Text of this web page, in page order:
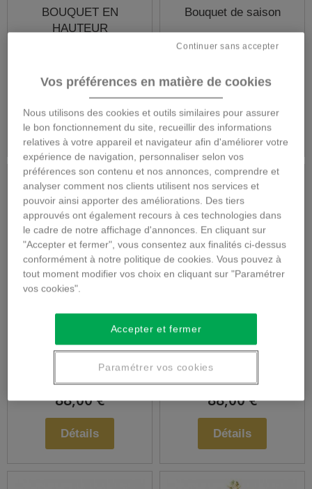
BOUQUET EN
HAUTEUR
88,00 €
Détails
Bouquet de saison
88,00 €
Détails
fleurs en hauteur
88,00 €
Détails
fleurs piquées
88,00 €
Détails
Vos préférences en matière de cookies
Nous utilisons des cookies et outils similaires pour assurer
le bon fonctionnement du site, recueillir des informations
relatives à votre appareil et navigateur afin d'améliorer votre
expérience de navigation, personnaliser selon vos
préférences son contenu et nos annonces, comprendre et
analyser comment nos clients utilisent nos services et
pouvoir ainsi apporter des améliorations. Des tiers
approuvés ont également recours à ces technologies dans
le cadre de notre affichage d'annonces. En cliquant sur
"Accepter et fermer", vous consentez aux finalités ci-dessus
conformément à notre politique de cookies. Vous pouvez à
tout moment modifier vos choix en cliquant sur "Paramétrer
vos cookies".
Continuer sans accepter
Accepter et fermer
Paramétrer vos cookies